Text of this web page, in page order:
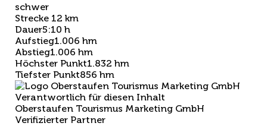
schwer
Strecke 12 km
Dauer5:10 h
Aufstieg1.006 hm
Abstieg1.006 hm
Höchster Punkt1.832 hm
Tiefster Punkt856 hm
Verantwortlich für diesen Inhalt
Oberstaufen Tourismus Marketing GmbH
Verifizierter Partner